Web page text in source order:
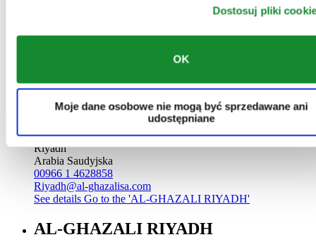
Dostosuj pliki
OK
Moje dane osobowe nie mogą być sprzedawane ani
udostępniane
Arabia Saudyjska
AL-GHAZALI RIYADH
Olaya
Riyadh
Arabia Saudyjska
00966 1 4628858
Riyadh@al-ghazalisa.com
See details Go to the 'AL-GHAZALI RIYADH'
AL-GHAZALI RIYADH